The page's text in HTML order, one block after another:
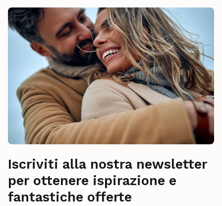
Iscriviti alla nostra newsletter
per ottenere ispirazione e
fantastiche offerte